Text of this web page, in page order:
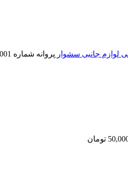
لوازم جانبی سشوار پروانه شماره 001 سایز 4
تومان